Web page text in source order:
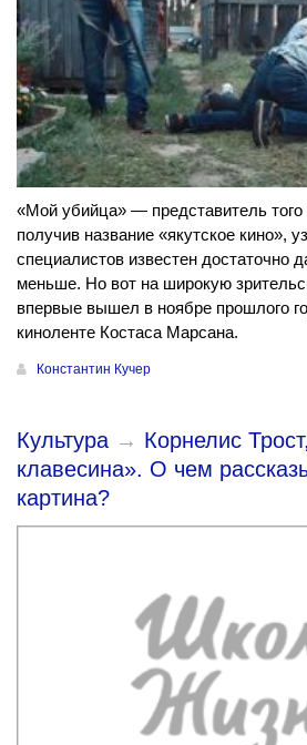
«Мой убийца» — представитель
получив название «якутское кино»,
специалистов известен достаточно
меньше. Но вот на широкую
впервые вышел в ноябре прошлого
киноленте Костаса Марсана.
Константин Кучер
Культура → Корнелис
клавесина». О чем
картина?